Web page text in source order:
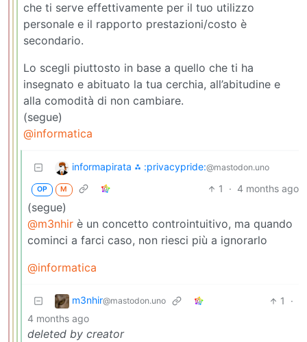
che ti serve effettivamente per il tuo utilizzo
personale e il rapporto prestazioni/costo è
secondario.
Lo scegli piuttosto in base a quello che ti ha
insegnato e abituato la tua cerchia, all’abitudine e
alla comodità di non cambiare.
(segue)
@informatica
informapirata ⁂ :privacypride:@mastodon.uno
OP M 1 · 4 months ago
(segue)
@m3nhir è un concetto controintuitivo, ma quando
cominci a farci caso, non riesci più a ignorarlo
@informatica
m3nhir@mastodon.uno 1
·
4 months ago
deleted by creator